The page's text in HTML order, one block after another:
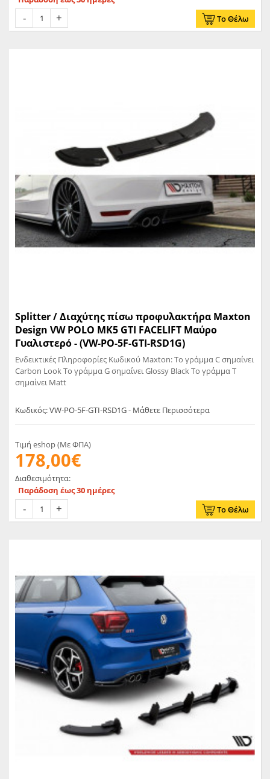
Το Θέλω
Splitter / Διαχύτης πίσω προφυλακτήρα Maxton
Design VW POLO MK5 GTI FACELIFT Μαύρο
Γυαλιστερό - (VW-PO-5F-GTI-RSD1G)
Ενδεικτικές Πληροφορίες Κωδικού Maxton: Το γράμμα C σημαίνει
Carbon Look Το γράμμα G σημαίνει Glossy Black Το γράμμα T
σημαίνει Matt
Κωδικός: VW-PO-5F-GTI-RSD1G - Μάθετε Περισσότερα
Τιμή eshop (Με ΦΠΑ)
178,00€
Διαθεσιμότητα:
Παράδοση έως 30 ημέρες
Το Θέλω